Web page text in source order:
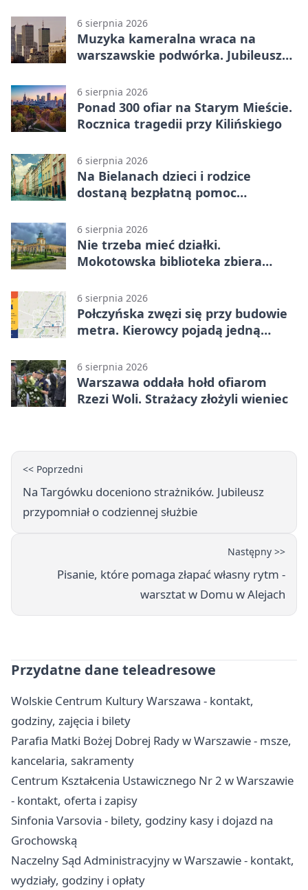
6 sierpnia 2026
Muzyka kameralna wraca na
warszawskie podwórka. Jubileusz
6 sierpnia 2026
Ponad 300 ofiar na Starym Mieście.
Rocznica tragedii przy Kilińskiego
6 sierpnia 2026
Na Bielanach dzieci i rodzice
dostaną bezpłatną pomoc
6 sierpnia 2026
Nie trzeba mieć działki.
Mokotowska biblioteka zbiera
6 sierpnia 2026
Połczyńska zwęzi się przy budowie
metra. Kierowcy pojadą jedną
6 sierpnia 2026
Warszawa oddała hołd ofiarom
Rzezi Woli. Strażacy złożyli wieniec
<< Poprzedni
Na Targówku doceniono strażników. Jubileusz
przypomniał o codziennej służbie
Następny >>
Pisanie, które pomaga złapać własny rytm -
warsztat w Domu w Alejach
Przydatne dane teleadresowe
Wolskie Centrum Kultury Warszawa - kontakt,
godziny, zajęcia i bilety
Parafia Matki Bożej Dobrej Rady w Warszawie - msze,
kancelaria, sakramenty
Centrum Kształcenia Ustawicznego Nr 2 w Warszawie
- kontakt, oferta i zapisy
Sinfonia Varsovia - bilety, godziny kasy i dojazd na
Grochowską
Naczelny Sąd Administracyjny w Warszawie - kontakt,
wydziały, godziny i opłaty